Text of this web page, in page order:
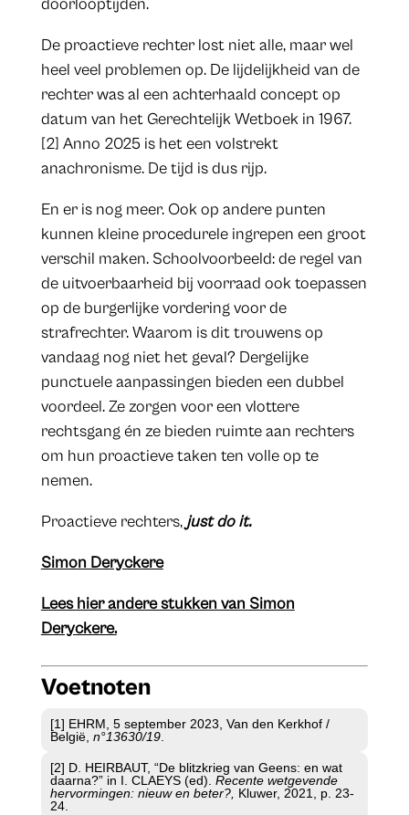
doorlooptijden.
De proactieve rechter lost niet alle, maar wel
heel veel problemen op. De lijdelijkheid van de
rechter was al een achterhaald concept op
datum van het Gerechtelijk Wetboek in 1967.
[2] Anno 2025 is het een volstrekt
anachronisme. De tijd is dus rijp.
En er is nog meer. Ook op andere punten
kunnen kleine procedurele ingrepen een groot
verschil maken. Schoolvoorbeeld: de regel van
de uitvoerbaarheid bij voorraad ook toepassen
op de burgerlijke vordering voor de
strafrechter. Waarom is dit trouwens op
vandaag nog niet het geval? Dergelijke
punctuele aanpassingen bieden een dubbel
voordeel. Ze zorgen voor een vlottere
rechtsgang én ze bieden ruimte aan rechters
om hun proactieve taken ten volle op te
nemen.
Proactieve rechters,just do it.
Simon Deryckere
Lees hier andere stukken van Simon
Deryckere.
Voetnoten
​[1] EHRM, 5 september 2023, Van den Kerkhof /
België, n°13630/19.
[2] D. HEIRBAUT, “De blitzkrieg van Geens: en wat
daarna?” in I. CLAEYS (ed). Recente wetgevende
hervormingen: nieuw en beter?, Kluwer, 2021, p. 23-
24.